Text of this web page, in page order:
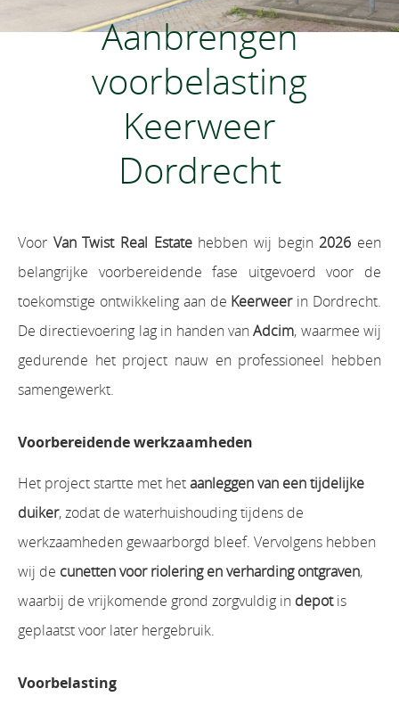
Aanbrengen
voorbelasting
Keerweer
Dordrecht
Voor Van Twist Real Estatehebben wij begin 2026 een
belangrijke voorbereidende fase uitgevoerd voor de
toekomstige ontwikkeling aan de Keerweerin Dordrecht.
De directievoering lag in handen vanAdcim, waarmee wij
gedurende het project nauw en professioneel hebben
samengewerkt.
Voorbereidende werkzaamheden
Het project startte met hetaanleggen van een tijdelijke
duiker, zodat de waterhuishouding tijdens de
werkzaamheden gewaarborgd bleef. Vervolgens hebben
wij de cunetten voor riolering en verharding ontgraven,
waarbij de vrijkomende grond zorgvuldig in depotis
geplaatst voor later hergebruik.
Voorbelasting